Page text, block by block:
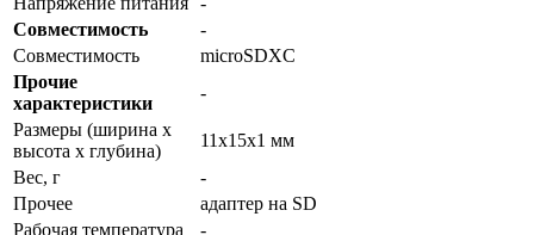
Совместимость
-
Совместимость
microSDXC
Прочие
характеристики
-
Размеры (ширина x
высота x глубина)
11х15х1 мм
Вес, г
-
Прочее
адаптер на SD
Рабочая температура
-